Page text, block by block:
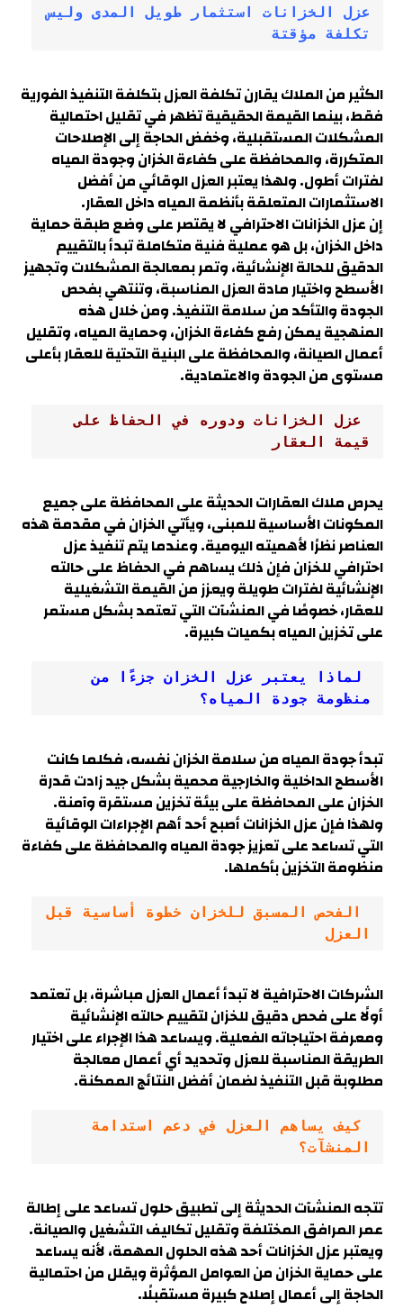
عزل الخزانات استثمار طويل المدى وليس
تكلفة مؤقتة
الكثير من الملاك يقارن تكلفة العزل بتكلفة التنفيذ الفورية
فقط، بينما القيمة الحقيقية تظهر في تقليل احتمالية
المشكلات المستقبلية، وخفض الحاجة إلى الإصلاحات
المتكررة، والمحافظة على كفاءة الخزان وجودة المياه
لفترات أطول. ولهذا يعتبر العزل الوقائي من أفضل
الاستثمارات المتعلقة بأنظمة المياه داخل العقار.
إن عزل الخزانات الاحترافي لا يقتصر على وضع طبقة حماية
داخل الخزان، بل هو عملية فنية متكاملة تبدأ بالتقييم
الدقيق للحالة الإنشائية، وتمر بمعالجة المشكلات وتجهيز
الأسطح واختيار مادة العزل المناسبة، وتنتهي بفحص
الجودة والتأكد من سلامة التنفيذ. ومن خلال هذه
المنهجية يمكن رفع كفاءة الخزان، وحماية المياه، وتقليل
أعمال الصيانة، والمحافظة على البنية التحتية للعقار بأعلى
مستوى من الجودة والاعتمادية.
عزل الخزانات ودوره في الحفاظ على
قيمة العقار
يحرص ملاك العقارات الحديثة على المحافظة على جميع
المكونات الأساسية للمبنى، ويأتي الخزان في مقدمة هذه
العناصر نظرًا لأهميته اليومية. وعندما يتم تنفيذ عزل
احترافي للخزان فإن ذلك يساهم في الحفاظ على حالته
الإنشائية لفترات طويلة ويعزز من القيمة التشغيلية
للعقار، خصوصًا في المنشآت التي تعتمد بشكل مستمر
على تخزين المياه بكميات كبيرة.
لماذا يعتبر عزل الخزان جزءًا من
منظومة جودة المياه؟
تبدأ جودة المياه من سلامة الخزان نفسه، فكلما كانت
الأسطح الداخلية والخارجية محمية بشكل جيد زادت قدرة
الخزان على المحافظة على بيئة تخزين مستقرة وآمنة.
ولهذا فإن عزل الخزانات أصبح أحد أهم الإجراءات الوقائية
التي تساعد على تعزيز جودة المياه والمحافظة على كفاءة
منظومة التخزين بأكملها.
الفحص المسبق للخزان خطوة أساسية قبل
العزل
الشركات الاحترافية لا تبدأ أعمال العزل مباشرة، بل تعتمد
أولًا على فحص دقيق للخزان لتقييم حالته الإنشائية
ومعرفة احتياجاته الفعلية. ويساعد هذا الإجراء على اختيار
الطريقة المناسبة للعزل وتحديد أي أعمال معالجة
مطلوبة قبل التنفيذ لضمان أفضل النتائج الممكنة.
المنشآت؟
تتجه المنشآت الحديثة إلى تطبيق حلول تساعد على إطالة
عمر المرافق المختلفة وتقليل تكاليف التشغيل والصيانة.
ويعتبر عزل الخزانات أحد هذه الحلول المهمة، لأنه يساعد
على حماية الخزان من العوامل المؤثرة ويقلل من احتمالية
الحاجة إلى أعمال إصلاح كبيرة مستقبلًا.